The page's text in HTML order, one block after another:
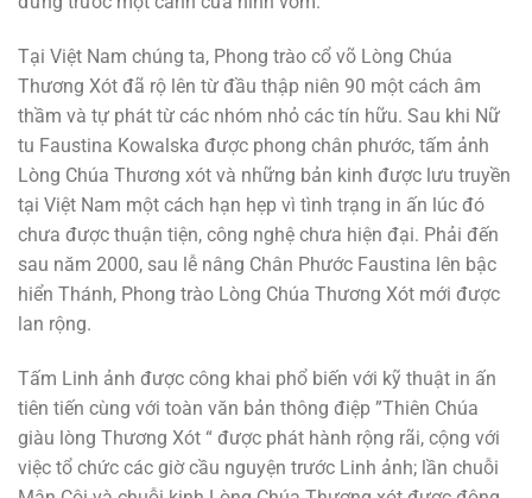
Tại Việt Nam chúng ta, Phong trào cổ võ Lòng Chúa
Thương Xót đã rộ lên từ đầu thập niên 90 một cách âm
thầm và tự phát từ các nhóm nhỏ các tín hữu. Sau khi Nữ
tu Faustina Kowalska được phong chân phước, tấm ảnh
Lòng Chúa Thương xót và những bản kinh được lưu truyền
tại Việt Nam một cách hạn hẹp vì tình trạng in ấn lúc đó
chưa được thuận tiện, công nghệ chưa hiện đại. Phải đến
sau năm 2000, sau lễ nâng Chân Phước Faustina lên bậc
hiển Thánh, Phong trào Lòng Chúa Thương Xót mới được
lan rộng.
Tấm Linh ảnh được công khai phổ biến với kỹ thuật in ấn
tiên tiến cùng với toàn văn bản thông điệp ”Thiên Chúa
giàu lòng Thương Xót “ được phát hành rộng rãi, cộng với
việc tổ chức các giờ cầu nguyện trước Linh ảnh; lần chuỗi